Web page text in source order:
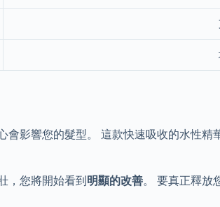
影響您的髮型。 這款快速吸收的水性
，您將開始看到 明顯的改善。 要真正釋放